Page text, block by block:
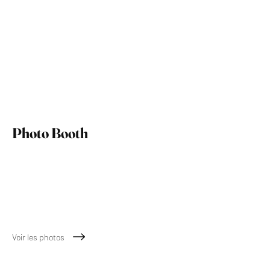
Photo Booth
Voir les photos